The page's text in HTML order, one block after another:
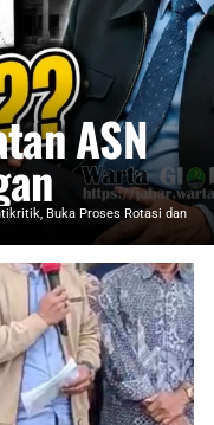
ASN
kepada
Buka Proses Rotasi dan